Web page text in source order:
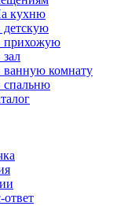
кухню
прихожую
ванную комнату
спальню